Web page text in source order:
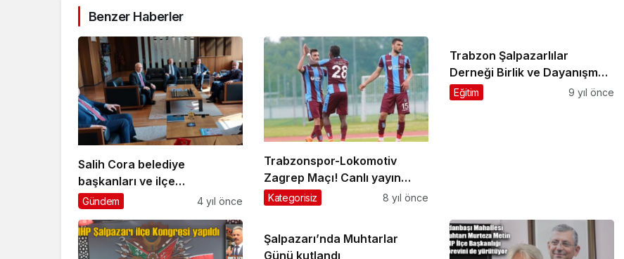
Benzer Haberler
Salih Cora belediye
başkanları ve ilçe
başkanlarıyla Ankara’da
Gündem 4 yıl önce
Trabzonspor-Lokomotiv
Zagrep Maçı! Canlı yayın…
Kategorisiz 8 yıl önce
Trabzon Şalpazarlılar
Derneği Birlik ve Dayanışma
Şenliği yapıldı
Eğitim 9 yıl önce
Şalpazarı’nda Muhtarlar
Günü kutlandı